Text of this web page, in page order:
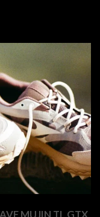
MUJIN TL GTX